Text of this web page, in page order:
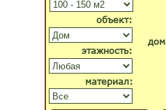
объект:
материал:
этажность: